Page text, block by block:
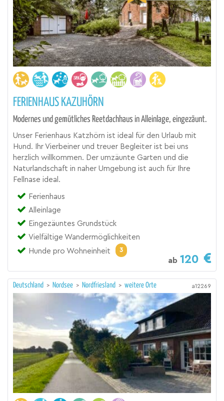
FERIENHAUS KAZUHÖRN
Modernes und gemütliches Reetdachhaus in Alleinlage, eingezäunt.
Unser Ferienhaus Katzhörn ist ideal für den Urlaub mit
Hund. Ihr Vierbeiner und treuer Begleiter ist bei uns
herzlich willkommen. Der umzäunte Garten und die
Naturlandschaft in naher Umgebung ist auch für Ihre
Fellnase ideal.
Ferienhaus
Alleinlage
Eingezäuntes Grundstück
Vielfältige Wandermöglichkeiten
Hunde pro Wohneinheit
3
ab 120
Deutschland > Nordsee > Nordfriesland > weitere Orte a12269